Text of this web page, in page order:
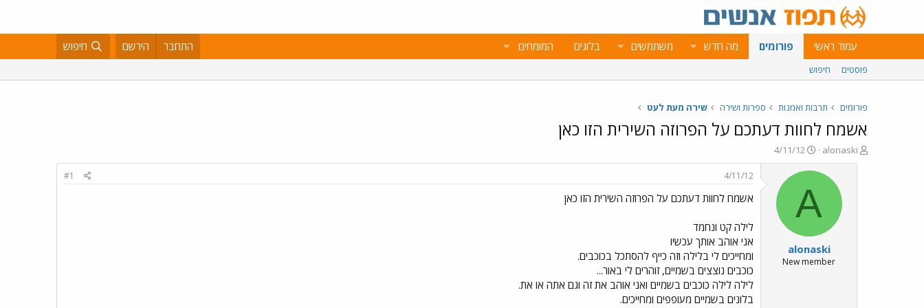
עמוד ראשי פורומים מה חדש משתמשים בלוגים המומחים התחבר הירשם חיפוש
פוסטים חיפוש
פורומים תרבות ואמנות ספרות ושירה שירה מעת לעט
אשמח לחוות דעתכם על הפרוזה השירית הזו כאן
פ
ו
alonaski
פ
ו
ר
ם
ב
א
ר
י
4/11/12
A
alonaski
New member
4/11/12
#1
אשמח לחוות דעתכם על הפרוזה השירית הזו כאן
לילה קט ונחמד
אני אוהב אותך עכשיו
ומחייכים לי בלילה וזה כייף להסתכל בכוכבים.
כוכבים נוצצים בשמיים, זוהרים לי באור...
לילה לילה כוכבים בשמיים ואני אוהב את זה וגם אתה או את.
בלונים בשמיים מעופפים ומחייכים.